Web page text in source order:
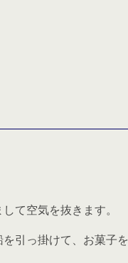
て空気を抜きます。
引っ掛けて、お菓子を